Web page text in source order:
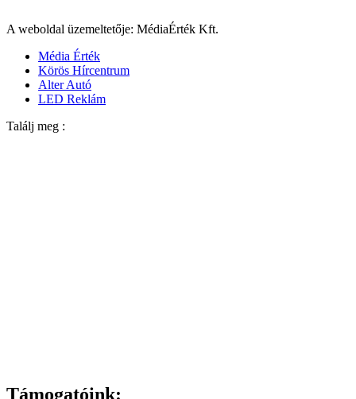
A weboldal üzemeltetője: MédiaÉrték Kft.
Média Érték
Körös Hírcentrum
Alter Autó
LED Reklám
Találj meg :
Támogatóink: